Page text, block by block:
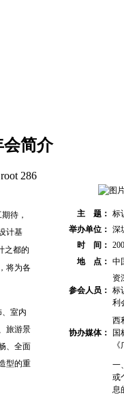
会简介
root 286
待，
计基
之都的
将为各
室内
旅游景
、全面
型的重
主 题： 标
举办单位： 深
时 间：
地 点： 中
参会人员：
资
标
利
协办媒体：
西
国
一
或
息